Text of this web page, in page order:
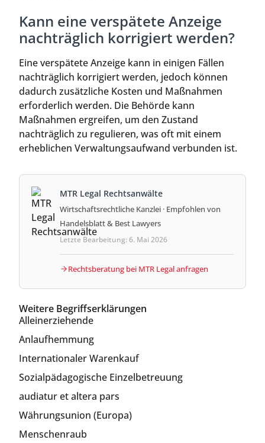
Kann eine verspätete Anzeige
nachträglich korrigiert werden?
Eine verspätete Anzeige kann in einigen Fällen
nachträglich korrigiert werden, jedoch können
dadurch zusätzliche Kosten und Maßnahmen
erforderlich werden. Die Behörde kann
Maßnahmen ergreifen, um den Zustand
nachträglich zu regulieren, was oft mit einem
erheblichen Verwaltungsaufwand verbunden ist.
MTR Legal Rechtsanwälte
Wirtschaftsrechtliche Kanzlei · Empfohlen von
Handelsblatt & Best Lawyers
Letzte Bearbeitung: 6. Mai 2026
Rechtsberatung bei MTR Legal anfragen
Weitere Begriffserklärungen
Alleinerziehende
Anlaufhemmung
Internationaler Warenkauf
Sozialpädagogische Einzelbetreuung
audiatur et altera pars
Währungsunion (Europa)
Menschenraub